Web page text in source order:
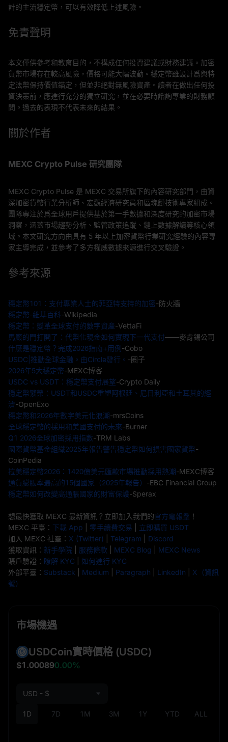
計的主流穩定幣，可以有效降低上述風險。
免責聲明
本文僅供參考和教育目的，不構成任何投資建議或財務建議。加密
貨幣市場存在較高風險，價格可能大幅波動。穩定幣雖設計爲與特
定法幣保持價值錨定，但並非絕對無風險資產。讀者在做出任何投
資決策前，應進行充分的獨立研究，並在必要時諮詢專業的財務顧
問。過去的表現不代表未來的結果。
關於作者
MEXC Crypto Pulse 研究團隊
MEXC Crypto Pulse 是 MEXC 交易所旗下的內容研究部門，由資
深加密貨幣行業分析師、宏觀經濟研究員和區塊鏈技術專家組成。
團隊專注於爲全球用戶提供基於第一手數據和深度研究的加密市場
洞察，涵蓋市場趨勢分析、監管政策追蹤、鏈上數據解讀等核心領
域。本文研究方向由具有 5 年以上加密貨幣行業研究經驗的內容專
家主導完成，並參考了多方權威數據來源進行交叉驗證。
參考來源
穩定幣101：支付專業人士的菲亞特支持的加密-防火牆
穩定幣-維基百科-Wikipedia
穩定幣：變革全球支付的數字資產-VettaFi
馬廄的門打開了：代幣化現金如何實現下一代支付——麥肯錫公司
什麼是穩定幣？完成2026指南+用例-Cobo
USDC|推動全球金融。由Circle發行。 -圈子
2026年5大穩定幣-MEXC博客
USDC vs USDT：穩定幣支付展望-Crypto Daily
穩定幣繁榮：USDT和USDC重塑阿根廷、尼日利亞和土耳其的經
濟-OpenExo
穩定幣和2026年數字美元化浪潮-mrsCoins
全球穩定幣的採用和美國支付的未來-Burner
Q1 2026全球加密採用指數-TRM Labs
國際貨幣基金組織2025年報告警告穩定幣如何損害國家貨幣-
CoinPedia
拉美穩定幣2026：1420億美元匯款市場推動採用熱潮-MEXC博客
通貨膨脹率最高的15個國家（2025年報告） -EBC Financial Group
穩定幣如何改變高通脹國家的財富保護-Sperax
想最快獲取 MEXC 最新資訊？立即加入我們的官方電報羣 ！
MEXC 平臺： 下載 App 零手續費交易
立即購買 USDT
加入 MEXC 社羣： X (Twitter) Telegram
Discord
獲取資訊： 新手學院 服務條款 MEXC Blog
MEXC News
賬戶驗證： 瞭解 KYC
如何進行 KYC
外部平臺： Substack Medium Paragraph LinkedIn
X（資訊
號）
市場機遇
USDCoin實時價格 (USDC)
$1.000890.00%
1D 7D 1M 3M 1Y YTD ALL
USD - $